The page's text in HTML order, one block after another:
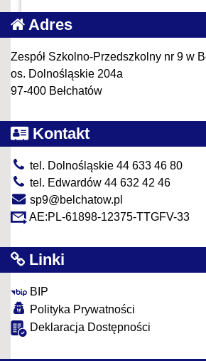
Adres
Zespół Szkolno-Przedszkolny nr 9 w
os. Dolnośląskie 204a
97-400 Bełchatów
Kontakt
tel. Dolnośląskie 44 633 46 80
tel. Edwardów 44 632 42 46
sp9@belchatow.pl
AE:PL-61898-12375-TTGFV-33
Linki
BIP
Polityka Prywatności
Deklaracja Dostępności